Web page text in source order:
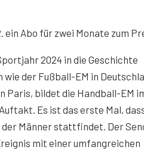
ein Abo für zwei Monate zum
2024 in die Geschichte
der Fußball-EM in
Paris, bildet die Handball-EM
Es ist das erste Mal,
der Männer stattfindet. Der
mit einer umfangreichen